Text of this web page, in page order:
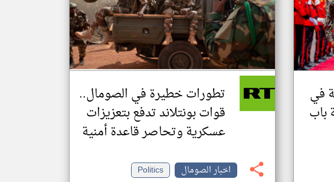
تغيير الدولة
مصادر الأخبار من الصومال
اخبار الصومال على مدار الساعة
أهم اخبار الصومال العاجلة والمباشرة
في
باب
تطورات خطيرة في الصومال..
قوات بونتلاند تدفع بتعزيزات
عسكرية وتحاصر قاعدة أمنية
اخبار الصومال
Politics
klyoum.com